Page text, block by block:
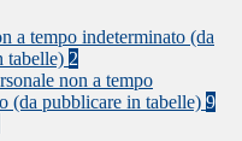
a tempo indeterminato (da
tabelle) 2
non a tempo
(da pubblicare in tabelle) 9